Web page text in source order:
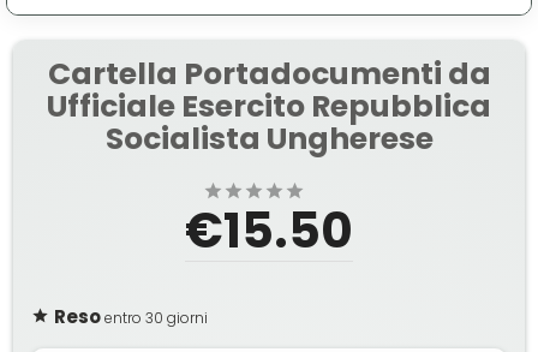
Cartella Portadocumenti da
Ufficiale Esercito Repubblica
Socialista Ungherese
€15.50
Resoentro 30 giorni